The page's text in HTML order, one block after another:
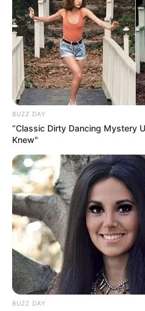
BUZZ DAY
“Classic Dirty Dancing Mystery
Knew"
BUZZ DAY